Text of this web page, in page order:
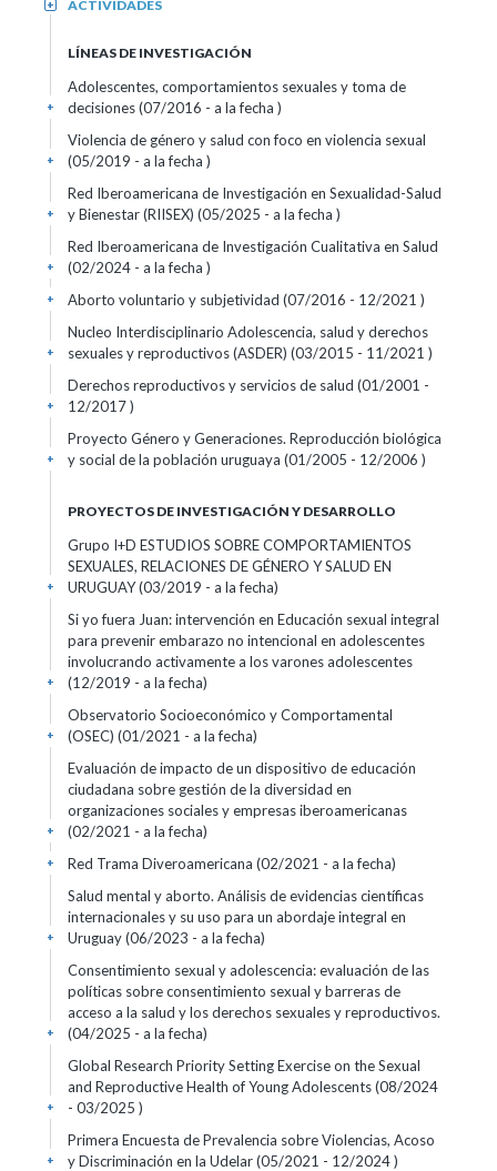
ACTIVIDADES
+
LÍNEAS DE INVESTIGACIÓN
Adolescentes, comportamientos sexuales y toma de
decisiones (07/2016 - a la fecha )
+
Violencia de género y salud con foco en violencia sexual
(05/2019 - a la fecha )
+
Red Iberoamericana de Investigación en Sexualidad-Salud
y Bienestar (RIISEX) (05/2025 - a la fecha )
+
Red Iberoamericana de Investigación Cualitativa en Salud
(02/2024 - a la fecha )
+
Aborto voluntario y subjetividad (07/2016 - 12/2021 )
+
Nucleo Interdisciplinario Adolescencia, salud y derechos
sexuales y reproductivos (ASDER) (03/2015 - 11/2021 )
+
Derechos reproductivos y servicios de salud (01/2001 -
12/2017 )
+
Proyecto Género y Generaciones. Reproducción biológica
y social de la población uruguaya (01/2005 - 12/2006 )
+
PROYECTOS DE INVESTIGACIÓN Y DESARROLLO
Grupo I+D ESTUDIOS SOBRE COMPORTAMIENTOS
SEXUALES, RELACIONES DE GÉNERO Y SALUD EN
URUGUAY (03/2019 - a la fecha)
+
Si yo fuera Juan: intervención en Educación sexual integral
para prevenir embarazo no intencional en adolescentes
involucrando activamente a los varones adolescentes
(12/2019 - a la fecha)
+
Observatorio Socioeconómico y Comportamental
(OSEC) (01/2021 - a la fecha)
+
Evaluación de impacto de un dispositivo de educación
ciudadana sobre gestión de la diversidad en
organizaciones sociales y empresas iberoamericanas
(02/2021 - a la fecha)
+
Red Trama Diveroamericana (02/2021 - a la fecha)
+
Salud mental y aborto. Análisis de evidencias científicas
internacionales y su uso para un abordaje integral en
Uruguay (06/2023 - a la fecha)
+
Consentimiento sexual y adolescencia: evaluación de las
políticas sobre consentimiento sexual y barreras de
acceso a la salud y los derechos sexuales y reproductivos.
(04/2025 - a la fecha)
+
Global Research Priority Setting Exercise on the Sexual
and Reproductive Health of Young Adolescents (08/2024
- 03/2025 )
+
Primera Encuesta de Prevalencia sobre Violencias, Acoso
y Discriminación en la Udelar (05/2021 - 12/2024 )
+